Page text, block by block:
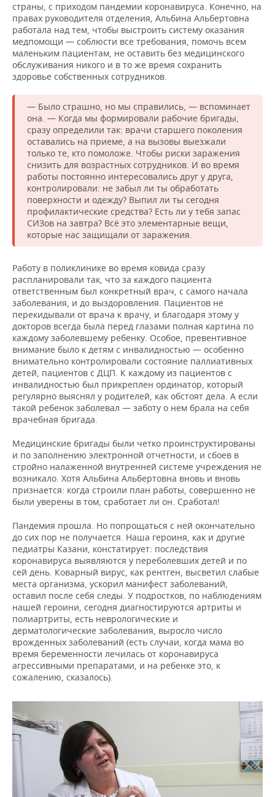
страны, с приходом пандемии коронавируса. Конечно, на
правах руководителя отделения, Альбина Альбертовна
работала над тем, чтобы выстроить систему оказания
медпомощи — соблюсти все требования, помочь всем
маленьким пациентам, не оставить без медицинского
обслуживания никого и в то же время сохранить
здоровье собственных сотрудников.
— Было страшно, но мы справились, — вспоминает
она. — Когда мы формировали рабочие бригады,
сразу определили так: врачи старшего поколения
оставались на приеме, а на вызовы выезжали
только те, кто помоложе. Чтобы риски заражения
снизить для возрастных сотрудников. И во время
работы постоянно интересовались друг у друга,
контролировали: не забыл ли ты обработать
поверхности и одежду? Выпил ли ты сегодня
профилактические средства? Есть ли у тебя запас
СИЗов на завтра? Всё это элементарные вещи,
которые нас защищали от заражения.
Работу в поликлинике во время ковида сразу
распланировали так, что за каждого пациента
ответственным был конкретный врач, с самого начала
заболевания, и до выздоровления. Пациентов не
перекидывали от врача к врачу, и благодаря этому у
докторов всегда была перед глазами полная картина по
каждому заболевшему ребенку. Особое, превентивное
внимание было к детям с инвалидностью — особенно
внимательно контролировали состояние паллиативных
детей, пациентов с ДЦП. К каждому из пациентов с
инвалидностью был прикреплен ординатор, который
регулярно выяснял у родителей, как обстоят дела. А если
такой ребенок заболевал — заботу о нем брала на себя
врачебная бригада.
Медицинские бригады были четко проинструктированы
и по заполнению электронной отчетности, и сбоев в
стройно налаженной внутренней системе учреждения не
возникало. Хотя Альбина Альбертовна вновь и вновь
признается: когда строили план работы, совершенно не
были уверены в том, сработает ли он. Сработал!
Пандемия прошла. Но попрощаться с ней окончательно
до сих пор не получается. Наша героиня, как и другие
педиатры Казани, констатирует: последствия
коронавируса выявляются у переболевших детей и по
сей день. Коварный вирус, как рентген, высветил слабые
места организма, ускорил манифест заболеваний,
оставил после себя следы. У подростков, по наблюдениям
нашей героини, сегодня диагностируются артриты и
полиартриты, есть неврологические и
дерматологические заболевания, выросло число
врожденных заболеваний (есть случаи, когда мама во
время беременности лечилась от коронавируса
агрессивными препаратами, и на ребенке это, к
сожалению, сказалось).